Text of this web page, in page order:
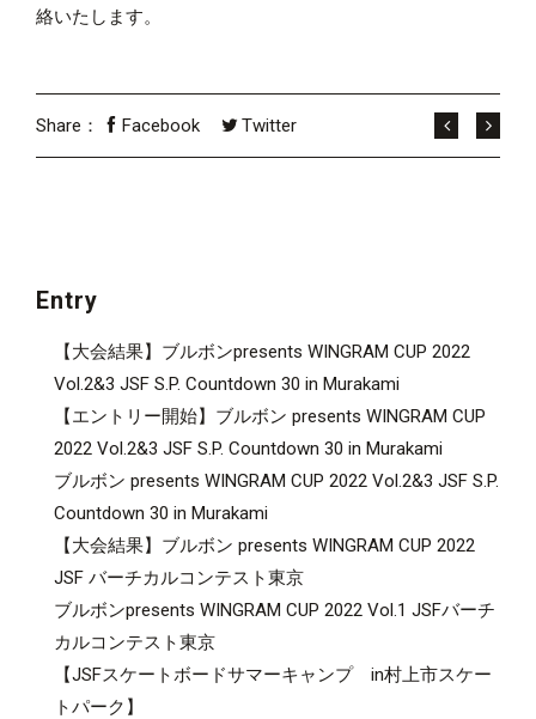
絡いたします。
Share： Facebook Twitter
Entry
【大会結果】ブルボンpresents WINGRAM CUP 2022
Vol.2&3 JSF S.P. Countdown 30 in Murakami
【エントリー開始】ブルボン presents WINGRAM CUP
2022 Vol.2&3 JSF S.P. Countdown 30 in Murakami
ブルボン presents WINGRAM CUP 2022 Vol.2&3 JSF S.P.
Countdown 30 in Murakami
【大会結果】ブルボン presents WINGRAM CUP 2022
JSF バーチカルコンテスト東京
ブルボンpresents WINGRAM CUP 2022 Vol.1 JSFバーチ
カルコンテスト東京
【JSFスケートボードサマーキャンプ in村上市スケー
トパーク】